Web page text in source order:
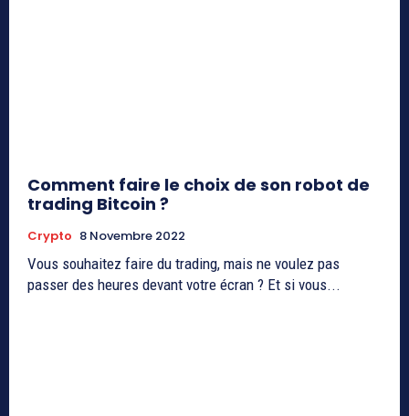
Comment faire le choix de son robot de
trading Bitcoin ?
Crypto 8 Novembre 2022
Vous souhaitez faire du trading, mais ne voulez pas
passer des heures devant votre écran ? Et si vous...